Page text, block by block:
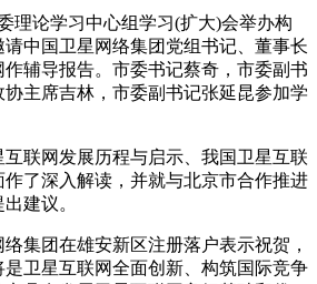
论学习中心组学习(扩大)会举办构
中国卫星网络集团党组书记、董事长
辅导报告。市委书记蔡奇，市委副书
主席吉林，市委副书记张延昆参加学
网发展历程与启示、我国卫星互联
了深入解读，并就与北京市合作推进
建议。
团在雄安新区注册落户表示祝贺，
卫星互联网全面创新、构筑国际竞争